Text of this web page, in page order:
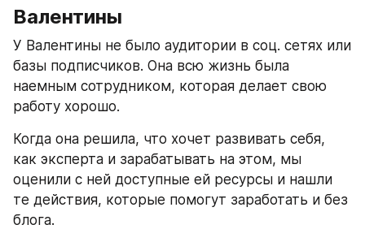
Валентины
У Валентины не было аудитории в соц. сетях или
базы подписчиков. Она всю жизнь была
наемным сотрудником, которая делает свою
работу хорошо.
Когда она решила, что хочет развивать себя,
как эксперта и зарабатывать на этом, мы
оценили с ней доступные ей ресурсы и нашли
те действия, которые помогут заработать и без
блога.